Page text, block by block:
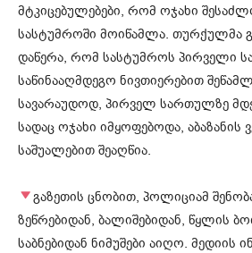
მტკიცებულებები, რომ ოჯახი
სასტუმროში მოიწამლა. თურქულმა
დაწერა, რომ სასტუმროს პირველი
საწინააღმდეგო ნივთიერებით
სავარაუდოდ, პირველ სართულზე
სადაც ოჯახი იმყოფებოდა, აბაზანის
საშუალებით შეაღწია.
გაზეთის ცნობით, პოლიციამ
ზეწრებიდან, ბალიშებიდან, წყლის
საბნებიდან ნიმუშები აიღო. მედიის